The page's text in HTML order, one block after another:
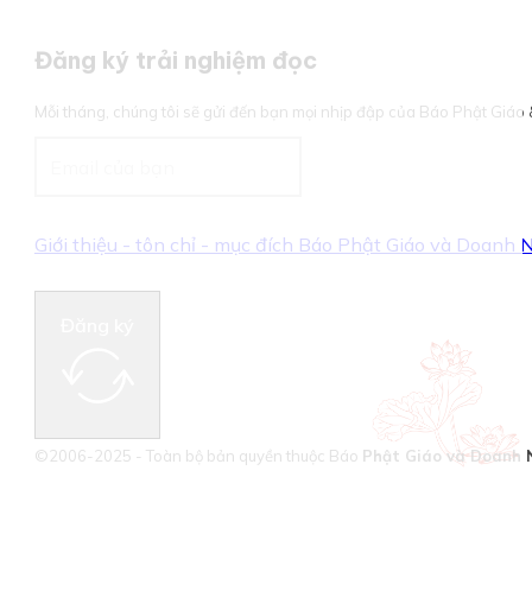
Đăng ký trải nghiệm đọc
Mỗi tháng, chúng tôi sẽ gửi đến bạn mọi nhịp đập của Báo Phật Giáo
Giới thiệu - tôn chỉ - mục đích Báo Phật Giáo và Doanh
©2006-2025 - Toàn bộ bản quyền thuộc Báo Phật Giáo và Doanh